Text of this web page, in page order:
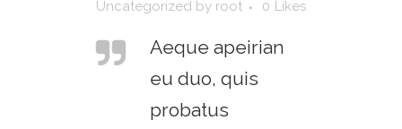
Uncategorized by root 0 Likes
Aeque apeirian
eu duo, quis
probatus